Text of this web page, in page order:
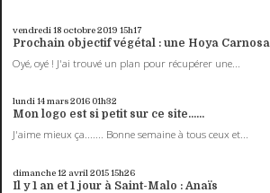
vendredi 18 octobre 2019 15h17
Prochain objectif végétal : une Hoya Carnosa
Oyé, oyé ! J'ai trouvé un plan pour récupérer une...
lundi 14mars 2016 01h32
Mon logo est si petit sur ce site......
J'aime mieux ça....... Bonne semaine à tous ceux et...
dimanche 12 avril 201515h26
Il y 1 an et 1 jour à Saint-Malo : Anaïs